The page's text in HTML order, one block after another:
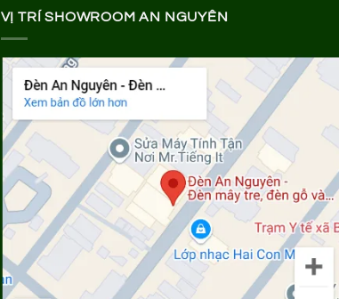
VỊ TRÍ SHOWROOM AN NGUYÊN